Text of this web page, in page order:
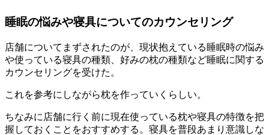
睡眠の悩みや寝具についてのカウンセリング
店舗についてまずされたのが、現状抱えている睡眠時の悩み
や使っている寝具の種類、好みの枕の種類など睡眠に関する
カウンセリングを受けた。
これを参考にしながら枕を作っていくらしい。
ちなみに店舗に行く前に現在使っている枕や寝具の特徴を把
握しておくことをおすすめする。寝具を普段あまり意識しな